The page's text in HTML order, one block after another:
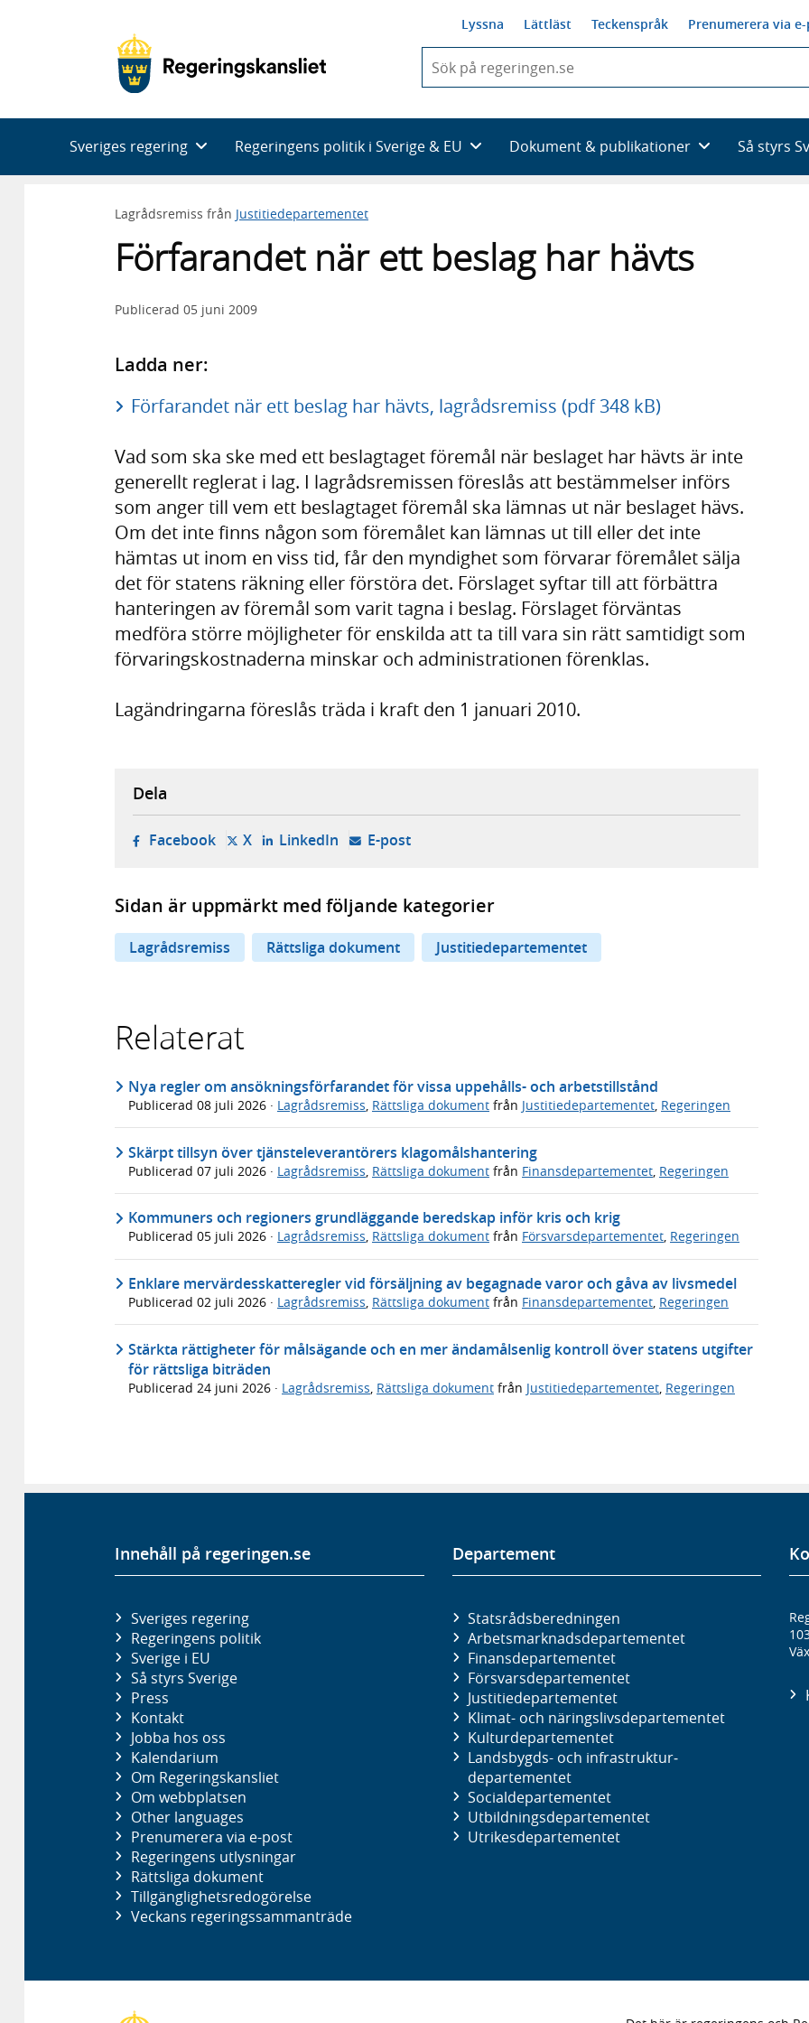
Lyssna Lättläst Teckenspråk Prenumerera via
du
skriva
framträder
en
Sveriges regering Regeringens politik i Sverige & EU Dokument & publikationer Så styrs
Lagrådsremiss från Justitiedepartementet
Förfarandet när ett beslag har hävts
Publicerad 05 juni 2009
Ladda ner:
Förfarandet när ett beslag har hävts, lagrådsremiss (pdf 348 kB)
Vad som ska ske med ett beslagtaget föremål när beslaget har hävts är inte
generellt reglerat i lag. I lagrådsremissen föreslås att bestämmelser införs
som anger till vem ett beslagtaget föremål ska lämnas ut när beslaget hävs.
Om det inte finns någon som föremålet kan lämnas ut till eller det inte
hämtas ut inom en viss tid, får den myndighet som förvarar föremålet sälja
det för statens räkning eller förstöra det. Förslaget syftar till att förbättra
hanteringen av föremål som varit tagna i beslag. Förslaget förväntas
medföra större möjligheter för enskilda att ta till vara sin rätt samtidigt som
förvaringskostnaderna minskar och administrationen förenklas.
Lagändringarna föreslås träda i kraft den 1 januari 2010.
Dela
Facebook- öppnas i ny flik, extern webbplats,
X- öppnas i ny flik, extern webbplats,
LinkedIn- öppnas i ny flik, extern webbplats,
E-post- öppnar din e-postklient,
Sidan är uppmärkt med följande kategorier
Lagrådsremiss Rättsliga dokument Justitiedepartementet
Relaterat
Nya regler om ansökningsförfarandet för vissa uppehålls- och arbetstillstånd
Publicerad 08 juli 2026 · Lagrådsremiss, Rättsliga dokument från Justitiedepartementet, Regeringen
Skärpt tillsyn över tjänsteleverantörers klagomålshantering
Publicerad 07 juli 2026 · Lagrådsremiss Rättsliga dokument från Finansdepartementet Regeringen
Kommuners och regioners grundläggande beredskap inför kris och krig
Publicerad 05 juli 2026 · Lagrådsremiss, Rättsliga dokument från Försvarsdepartementet, Regeringen
Enklare mervärdesskatteregler vid försäljning av begagnade varor och gåva av livsmedel
Publicerad 02 juli 2026 · Lagrådsremiss, Rättsliga dokument från Finansdepartementet, Regeringen
Stärkta rättigheter för målsägande och en mer ändamålsenlig kontroll över statens utgifter
för rättsliga biträden
Publicerad 24 juni 2026 · Lagrådsremiss Rättsliga dokument från Justitiedepartementet Regeringen
Innehåll på regeringen.se
Sveriges regering
Regeringens politik
Sverige i EU
Så styrs Sverige
Press
Kontakt
Jobba hos oss
Kalendarium
Om Regeringskansliet
Om webbplatsen
Other languages
Prenumerera via e-post
Regeringens utlysningar
Rättsliga dokument
Tillgänglighetsredogörelse
Veckans regeringssammanträde
Departement
Statsrådsberedningen
Arbetsmarknads­departementet
Finans­departementet
Försvars­departementet
Justitie­departementet
Klimat- och näringslivs­departementet
Kultur­departementet
Landsbygds- och infrastruktur­
departementet
Social­departementet
Utbildnings­departementet
Utrikes­departementet